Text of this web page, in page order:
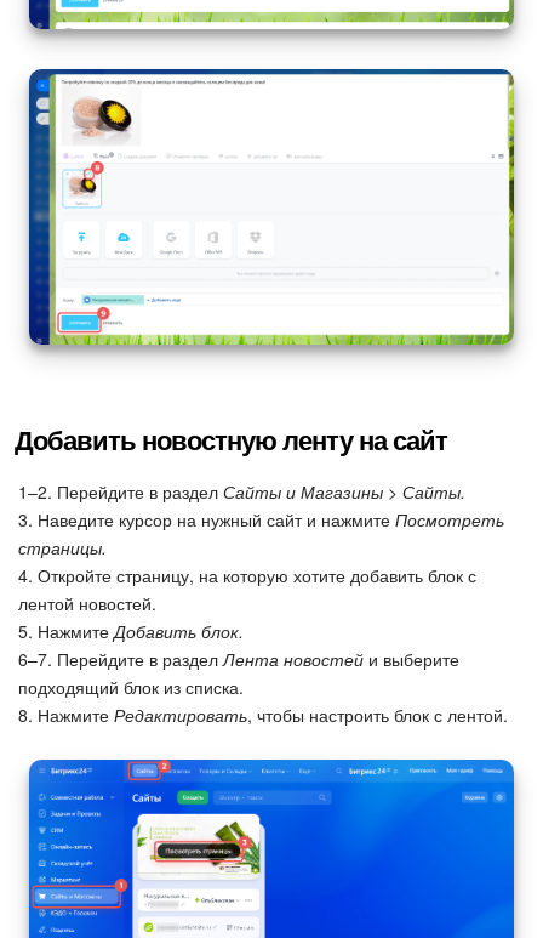
ВХОД
Добавить новостную ленту на сайт
1–2. Перейдите в раздел Сайты и Магазины > Сайты.
3. Наведите курсор на нужный сайт и нажмите Посмотреть
страницы.
4. Откройте страницу, на которую хотите добавить блок с
лентой новостей.
5. НажмитеДобавить блок.
6–7. Перейдите в разделЛента новостей и выберите
подходящий блок из списка.
8. Нажмите Редактировать, чтобы настроить блок с лентой.